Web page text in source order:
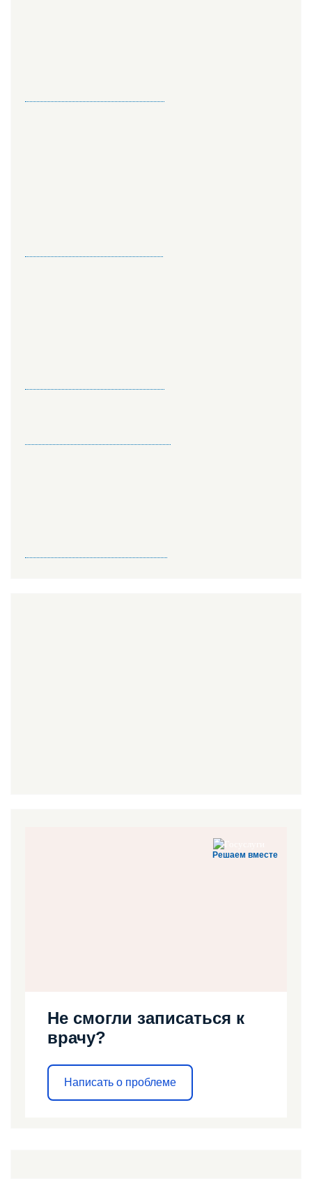
Решаем вместе
Не смогли записаться к
врачу?
Написать о проблеме